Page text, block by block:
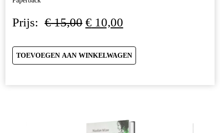
Prijs: €15,00 Oorspronkelijke
prijs
€ 15,00.
€10,00Huidige
prijs
€ 10,00.
TOEVOEGEN AAN WINKELWAGEN